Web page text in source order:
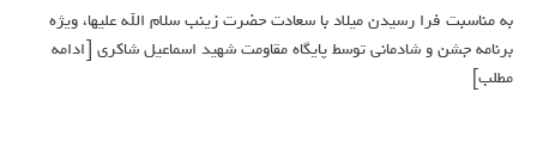
به مناسبت فرا رسیدن میلاد با سعادت حضرت زینب سلام الله علیها، ویژه
برنامه جشن و شادمانی توسط پایگاه مقاومت شهید اسماعیل شاکری
[ادامه
مطلب]